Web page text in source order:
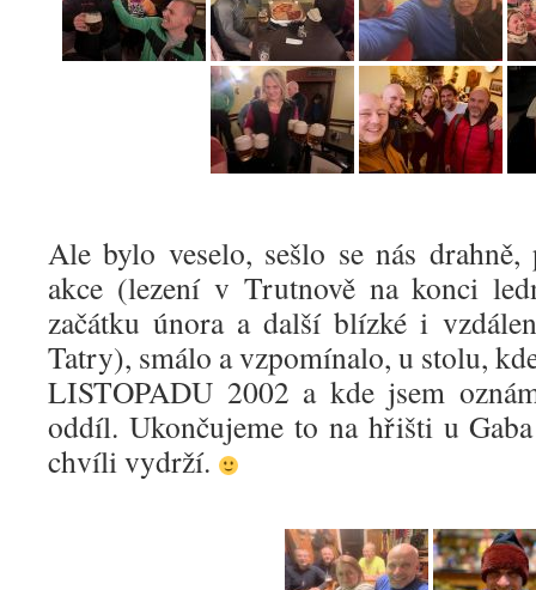
Ale bylo veselo, sešlo se nás
akce (lezení v Trutnově na konci
začátku února a další blízké i
Tatry), smálo a vzpomínalo, u stolu,
LISTOPADU 2002 a kde jsem
oddíl. Ukončujeme to na hřišti u
chvíli vydrží.